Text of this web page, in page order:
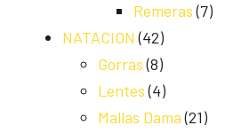
Remeras (7)
NATACION (42)
Gorras (8)
Lentes (4)
Mallas Dama (21)